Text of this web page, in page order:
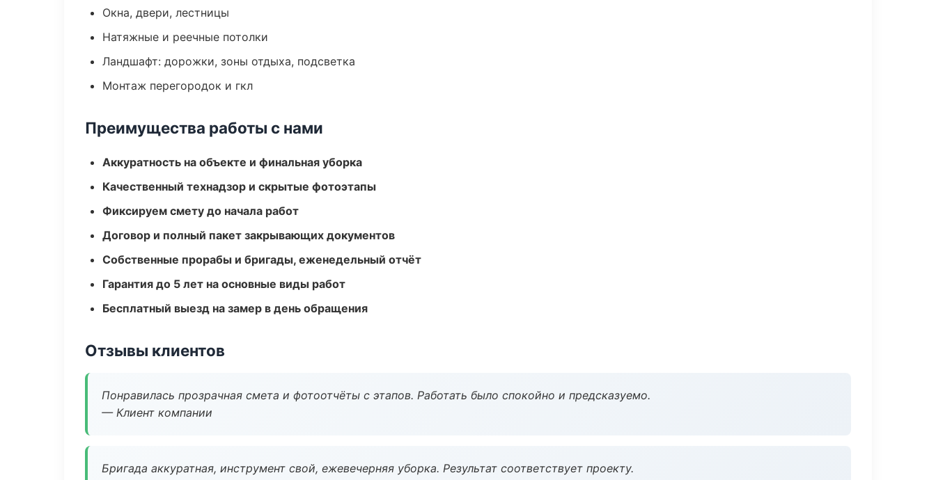
Окна, двери, лестницы
Натяжные и реечные потолки
Ландшафт: дорожки, зоны отдыха, подсветка
Монтаж перегородок и гкл
Преимущества работы с нами
Аккуратность на объекте и финальная уборка
Качественный технадзор и скрытые фотоэтапы
Фиксируем смету до начала работ
Договор и полный пакет закрывающих документов
Собственные прорабы и бригады, еженедельный отчёт
Гарантия до 5 лет на основные виды работ
Бесплатный выезд на замер в день обращения
Отзывы клиентов
Понравилась прозрачная смета и фотоотчёты с этапов. Работать было спокойно и предсказуемо.
— Клиент компании
Бригада аккуратная, инструмент свой, ежевечерняя уборка. Результат соответствует проекту.